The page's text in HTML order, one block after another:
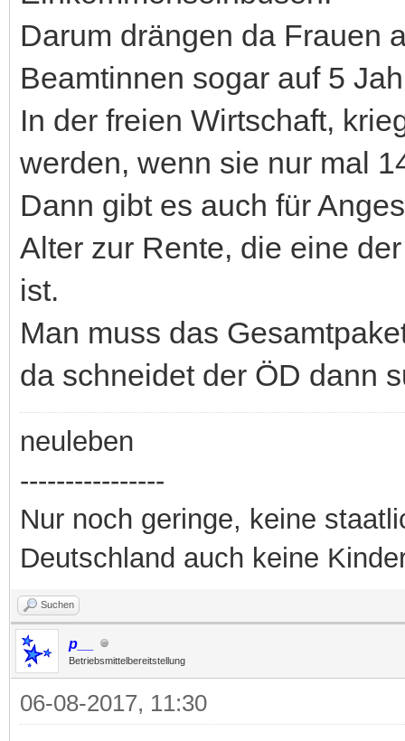
Darum drängen da Frauen
Beamtinnen sogar auf 5
In der freien Wirtschaft,
werden, wenn sie nur mal
Dann gibt es auch für
Alter zur Rente, die eine
ist.
Man muss das
da schneidet der ÖD dann
neuleben
----------------
Nur noch geringe, keine
Deutschland auch keine
Suchen
p__
Betriebsmittelbereitstellung
06-08-2017, 11:30